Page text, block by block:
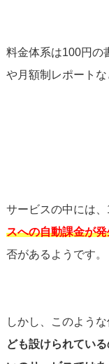
料金体系は100円の
や月額制レポートな
サービスの中には、
スへの自動課金が発
否があるようです。
しかし、このよう
ども設けられてい